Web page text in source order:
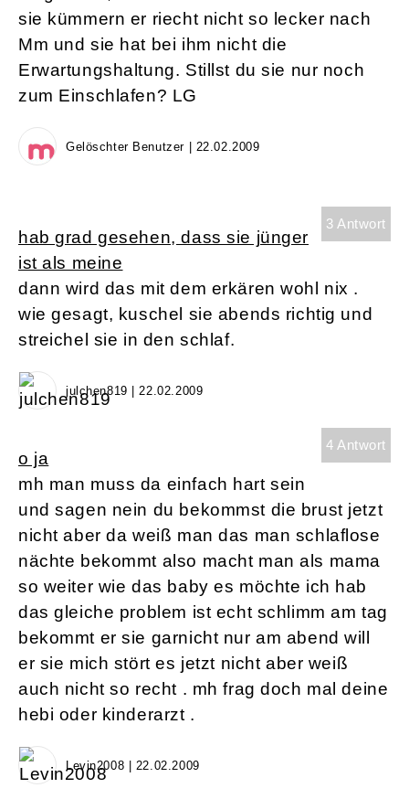
sie kümmern er riecht nicht so lecker nach
Mm und sie hat bei ihm nicht die
Erwartungshaltung. Stillst du sie nur noch
zum Einschlafen? LG
Gelöschter Benutzer | 22.02.2009
3 Antwort
hab grad gesehen, dass sie jünger
ist als meine
dann wird das mit dem erkären wohl nix .
wie gesagt, kuschel sie abends richtig und
streichel sie in den schlaf.
julchen819 | 22.02.2009
4 Antwort
o ja
mh man muss da einfach hart sein
und sagen nein du bekommst die brust jetzt
nicht aber da weiß man das man schlaflose
nächte bekommt also macht man als mama
so weiter wie das baby es möchte ich hab
das gleiche problem ist echt schlimm am tag
bekommt er sie garnicht nur am abend will
er sie mich stört es jetzt nicht aber weiß
auch nicht so recht . mh frag doch mal deine
hebi oder kinderarzt .
Levin2008 | 22.02.2009